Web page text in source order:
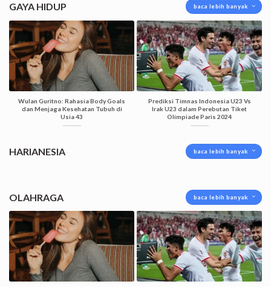
GAYA HIDUP baca lebih banyak
Wulan Guritno: Rahasia Body Goals
dan Menjaga Kesehatan Tubuh di
Usia 43
Prediksi Timnas Indonesia U23 Vs
Irak U23 dalam Perebutan Tiket
Olimpiade Paris 2024
HARIANESIA baca lebih banyak
OLAHRAGA baca lebih banyak